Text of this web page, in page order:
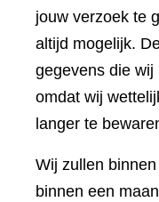
jouw verzoek te
altijd mogelijk.
gegevens die wij
omdat wij
langer te
Wij zullen
binnen een